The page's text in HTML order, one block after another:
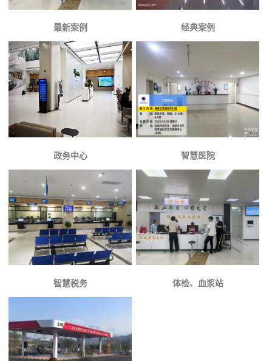
最新案例 经典案例
政务中心 智慧医院
智慧税务 体检、血浆站